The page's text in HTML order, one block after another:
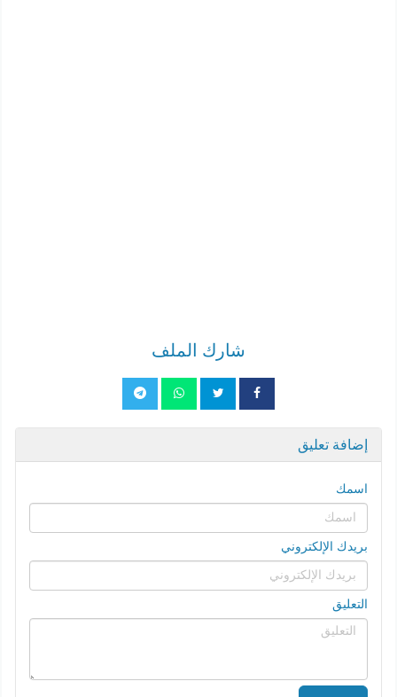
شارك الملف
إضافة تعليق
اسمك
بريدك الإلكتروني
التعليق